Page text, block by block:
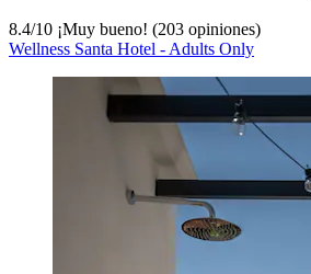
8.4/10 ¡Muy bueno! (203 opiniones)
Wellness Santa Hotel - Adults Only